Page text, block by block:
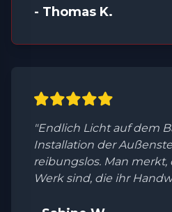
- Thomas K.
"Endlich Licht auf dem
Installation der
reibungslos. Man merkt,
Werk sind, die ihr